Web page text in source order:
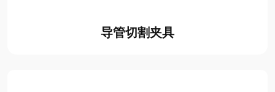
导管切割夹具